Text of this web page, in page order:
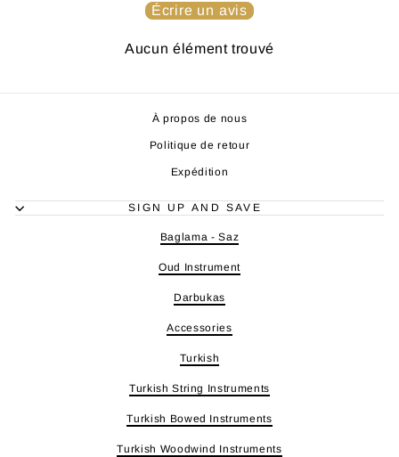
Écrire un avis
Aucun élément trouvé
À propos de nous
Politique de retour
Expédition
SIGN UP AND SAVE
Baglama - Saz
Oud Instrument
Darbukas
Accessories
Turkish
Turkish String Instruments
Turkish Bowed Instruments
Turkish Woodwind Instruments